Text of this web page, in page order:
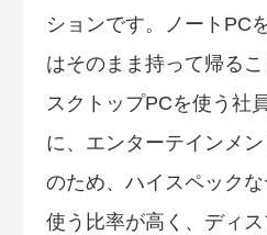
ションです。ノートPC
はそのまま持って帰る
スクトップPCを使う社
に、エンターテインメ
のため、ハイスペック
使う比率が高く、ディ